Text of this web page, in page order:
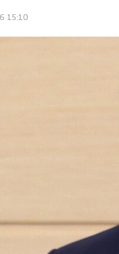
15:10